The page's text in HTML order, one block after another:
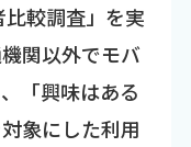
較調査」を実
関以外でモバ
「興味はある
象にした利用